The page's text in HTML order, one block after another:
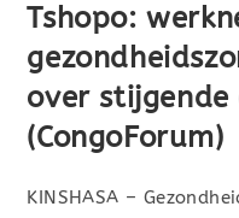
Tshopo:
over
(CongoForum)
KINSHASA –